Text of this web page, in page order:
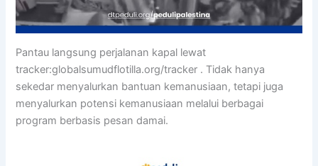
Pantau langsung perjalanan kapal lewat
tracker:globalsumudflotilla.org/tracker . Tidak hanya
sekedar menyalurkan bantuan kemanusiaan, tetapi juga
menyalurkan potensi kemanusiaan melalui berbagai
program berbasis pesan damai.